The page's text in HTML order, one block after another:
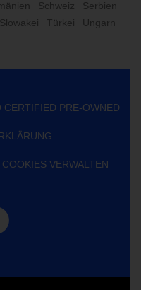
Schweiz
Serbien
Türkei Ungarn
CERTIFIED PRE-OWNED
COOKIES VERWALTEN